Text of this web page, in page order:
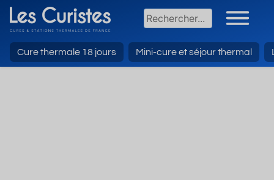
Cure thermale 18 jours Mini-cure et séjour thermal